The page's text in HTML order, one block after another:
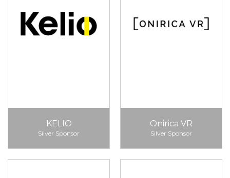
KELIO
Silver Sponsor
Onirica VR
Silver Sponsor